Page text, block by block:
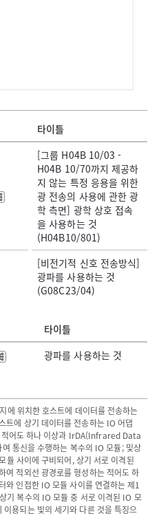
타이틀
[그룹 H04B 10/03 -
H04B 10/70까지 제공하
지 않는 특정 응용을 위한
광 전송의 사용에 관한 광
학 측면] 광학 상호 접속
을 사용하는 것
(H04B10/801)
[비전기적 신호 전송방식]
광파를 사용하는 것
(G08C23/04)
타이틀
광파를 사용하는 것
에 위치한 호스트에 데이터를 전송하는
트에 상기 데이터를 전송하는 IO 어댑
어도 하나 이상과 IrDA(Infrared Data
통신을 수행하는 복수의 IO 모듈; 및상
듈 사이에 구비되어, 상기 서로 이격된
여 적외선 광경로를 형성하는 적어도 하
와 인접한 IO 모듈 사이를 연결하는 제1
기 복수의 IO 모듈 중 서로 이격된 IO 모
용되는 빛의 세기와 다른 것을 특징으